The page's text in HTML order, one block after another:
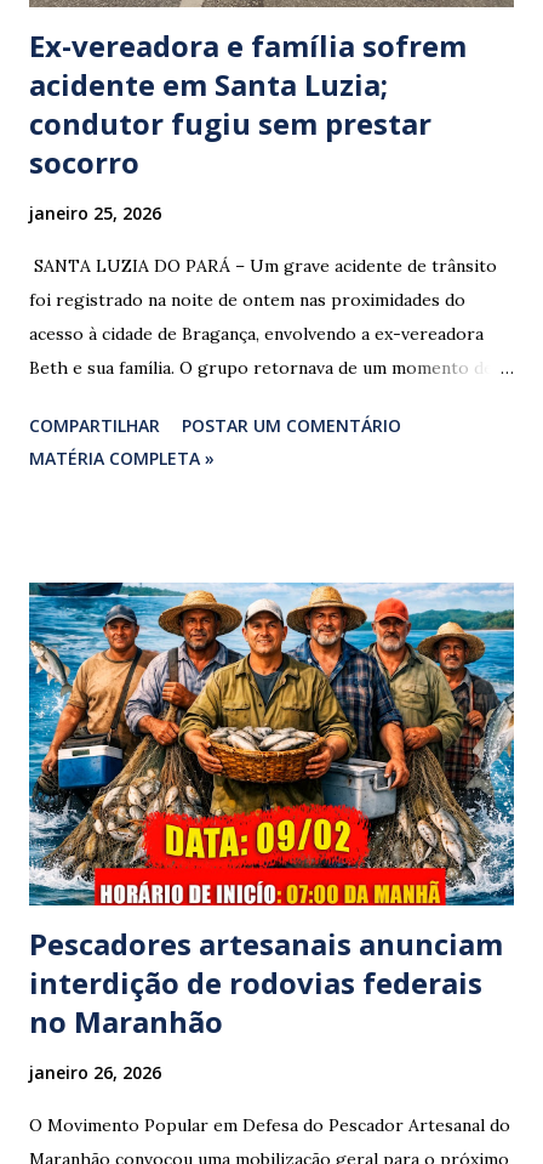
Ex-vereadora e família sofrem
acidente em Santa Luzia;
condutor fugiu sem prestar
socorro
janeiro 25, 2026
​ SANTA LUZIA DO PARÁ – Um grave acidente de trânsito
foi registrado na noite de ontem nas proximidades do
acesso à cidade de Bragança, envolvendo a ex-vereadora
Beth e sua família. O grupo retornava de um momento de
vereadora e irmão dos ex-vereadores de Bragança, Mauro
Rodrigues e Zeca Rodrigues , estava voltando do
família foi atingido por uma caminhonete. O condutor da
mesma apresentava sinais visíveis de embriaguez, e
diversas latas de bebidas alcoólicas foram avistadas no
interior do veículo. O motorista, identificado por
moradores locais como irmão do vereador "Neguinho do
Coco", de Santa Luzia do Pará, evadiu-se do local sem
prestar assistência às vítimas. ​Atendimento e Danos ​A
Polícia Rodoviária Federal (PRF) foi acionada para atender a
ocorrênc...
COMPARTILHAR
POSTAR UM COMENTÁRIO
MATÉRIA COMPLETA »
Pescadores artesanais anunciam
interdição de rodovias federais
no Maranhão
janeiro 26, 2026
O Movimento Popular em Defesa do Pescador Artesanal do
Maranhão convocou uma mobilização geral para o próximo